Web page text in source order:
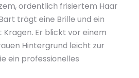
ordentlich frisiertem Haar
trägt eine Brille und ein
Kragen. Er blickt vor einem
Hintergrund leicht zur
ein professionelles